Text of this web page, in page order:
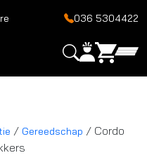
036 5304422
/ Gereedschap / Cordo